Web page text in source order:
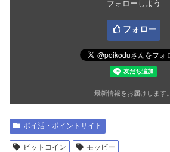
フォローしよう
フォロー
最新情報をお届けします。
ポイ活・ポイントサイト
ビットコイン モッピー